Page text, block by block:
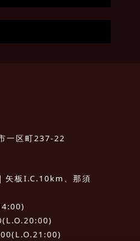
一区町237-22
矢板I.C.10km、那須